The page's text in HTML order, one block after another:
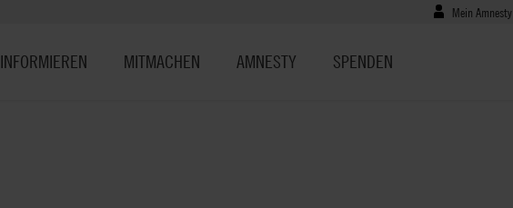
Benutzermenü
Mein Amnesty
INFORMIEREN MITMACHEN AMNESTY SPENDEN